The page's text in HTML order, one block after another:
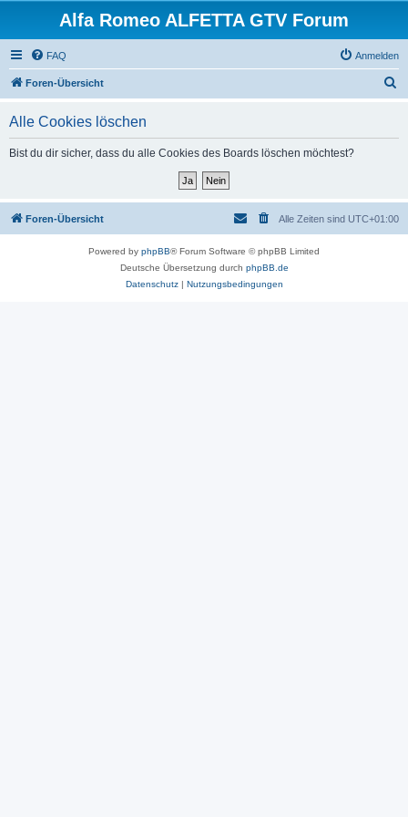
Alfa Romeo ALFETTA GTV Forum
FAQ Anmelden
Foren-Übersicht
Alle Cookies löschen
Bist du dir sicher, dass du alle Cookies des Boards löschen möchtest?
Foren-Übersicht Alle Zeiten sind UTC+01:00
Powered by phpBB® Forum Software © phpBB Limited
Deutsche Übersetzung durch phpBB.de
Datenschutz| Nutzungsbedingungen